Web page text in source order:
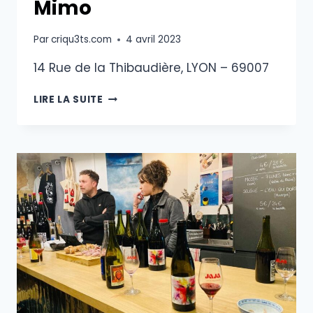
Mimo
Parcriqu3ts.com 4 avril 2023
14 Rue de la Thibaudière, LYON – 69007
LIRE LA SUITE MIMO